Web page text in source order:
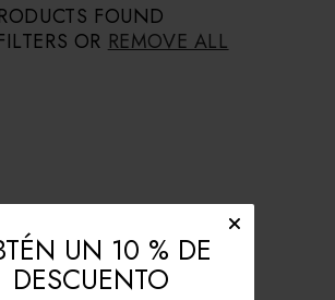
FOUND
OR REMOVE ALL
UN 10 % DE
DESCUENTO